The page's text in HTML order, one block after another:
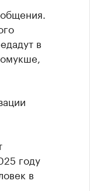
в
году
в